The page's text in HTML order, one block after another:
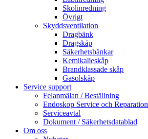
Skolinredning
Övrigt
Skyddsventilation
Dragbänk
Dragskåp
Säkerhetsbänkar
Kemikalieskåp
Brandklassade skåp
Gasolskåp
Service support
Felanmälan / Beställning
Endoskop Service och Reparation
Serviceavtal
Dokument / Säkerhetsdatablad
Om oss